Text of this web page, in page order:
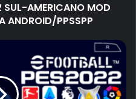
AMERICANO MOD
ANDROID/PPSSPP